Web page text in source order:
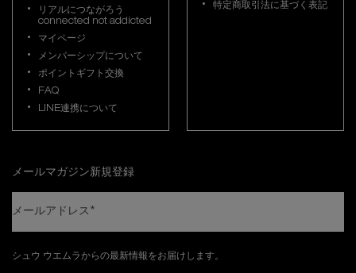
リアルにつながろう
connected not addicted
マイページ
メンバーシップについて
ポイントギフト交換
FAQ
LINE連携について
特定商取引法に基づく表記
メールマガジン新規登録
メールアドレス *
シュウ ウエムラからの最新情報をお届けします。